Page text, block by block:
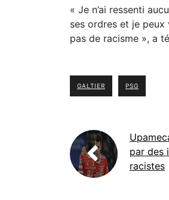
« Je n’ai ressenti
ses ordres et je peux
pas de racisme », a
GALTIER PSG
par des
racistes